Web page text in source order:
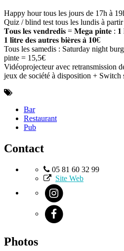
Happy hour tous les jours de 17h à
Quiz / blind test tous les lundis à
𝐓𝐨𝐮𝐬 𝐥𝐞𝐬 𝐯𝐞𝐧𝐝𝐫𝐞𝐝𝐢𝐬 = 𝐌𝐞𝐠𝐚 𝐩𝐢𝐧𝐭𝐞 : 𝟏
𝟏 𝐥𝐢𝐭𝐫𝐞 𝐝𝐞𝐬 𝐚𝐮𝐭𝐫𝐞𝐬 𝐛𝐢𝐞̀𝐫𝐞𝐬 𝐚̀ 𝟏𝟎€
Tous les samedis : Saturday night
pinte = 15,5€
Vidéoprojecteur avec retransmission
jeux de société à disposition + Switch
Bar
Restaurant
Pub
Contact
05 81 60 32 99
Site Web
Photos